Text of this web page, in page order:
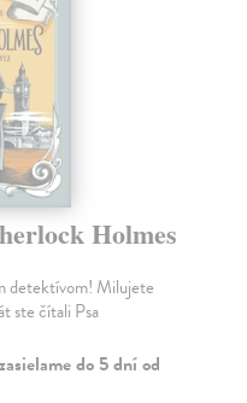
Holmes
detektívom! Milujete
ste čítali Psa
do 5 dní od